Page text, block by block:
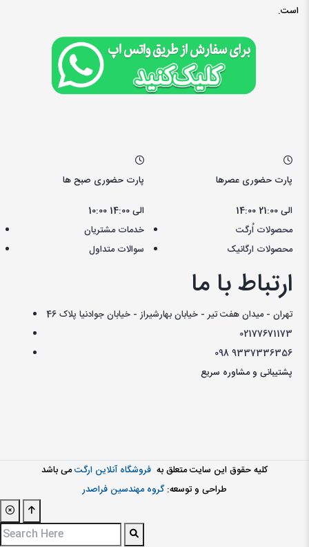
است.
پارت حضوری صبح ها
10:00 الی 14:00
پارت حضوری عصرها
14:00 الی 21:00
خدمات مشتریان
سوالات متداول
محصولات اُرگت
محصولات ارگانیک
ارتباط با ما
تهران - میدان هفت تیر - خیابان بهارشیراز - خیابان جوادنیا پلاک 46
02177671173
0989337336356
پشتیبانی و مشاوره سریع
کليه حقوق اين سايت متعلق به فروشگاه آنلاین ارگتمی باشد
طراحی و توسعه: گروه مهندسین فراصدر